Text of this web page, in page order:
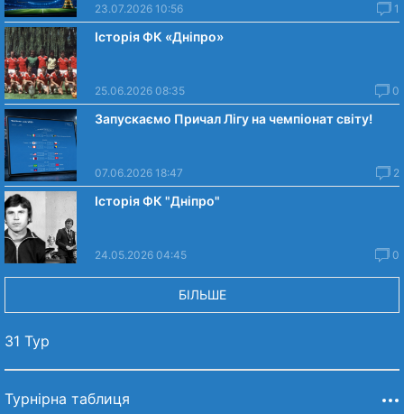
23.07.2026 10:56 1
Історія ФК «Дніпро»
25.06.2026 08:35 0
Запускаємо Причал Лігу на чемпіонат світу!
07.06.2026 18:47 2
Історія ФК "Дніпро"
24.05.2026 04:45 0
БІЛЬШЕ
31 Тур
Турнірна таблиця